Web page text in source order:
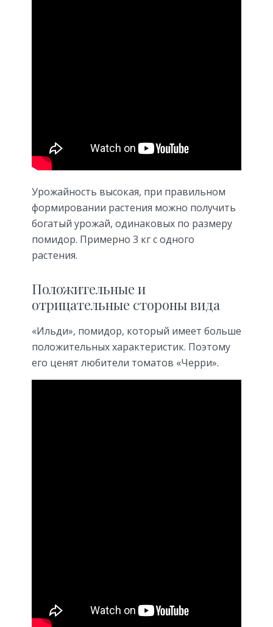
Урожайность высокая, при правильном
формировании растения можно получить
богатый урожай, одинаковых по размеру
помидор. Примерно 3 кг с одного
растения.
Положительные и
отрицательные стороны вида
«Ильди», помидор, который имеет больше
положительных характеристик. Поэтому
его ценят любители томатов «Черри».